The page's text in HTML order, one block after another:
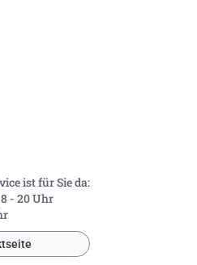
ist für Sie da:
- 20 Uhr